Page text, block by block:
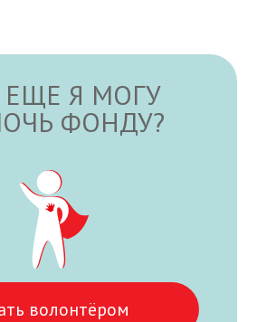
ЕЩЕ Я МОГУ
ФОНДУ?
волонтёром